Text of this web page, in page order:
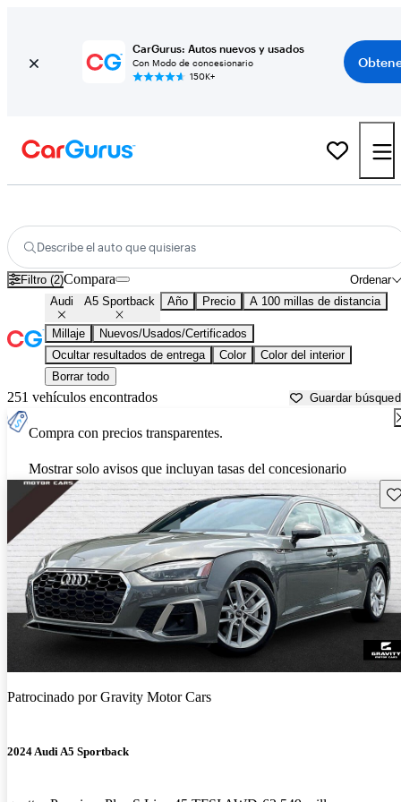
CarGurus: Autos nuevos y usados
Con Modo de concesionario
150K+
Describe el auto que quisieras
Filtro (2) Ordenar
Compara
Audi A5 Sportback Año Precio A 100 millas de distancia
Millaje
Nuevos/Usados/Certificados
Ocultar resultados de entrega
Color
Color del interior
Borrar todo
251 vehículos encontrados Guardar
Compra con precios transparentes.
Mostrar solo avisos que incluyan tasas del concesionario
Patrocinado porGravity Motor Cars
2024 Audi A5 Sportback